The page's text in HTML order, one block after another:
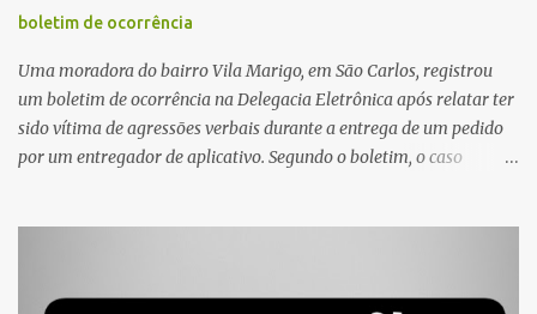
boletim de ocorrência
Uma moradora do bairro Vila Marigo, em São Carlos, registrou
um boletim de ocorrência na Delegacia Eletrônica após relatar ter
sido vítima de agressões verbais durante a entrega de um pedido
por um entregador de aplicativo. Segundo o boletim, o caso
proximidades. Ainda conforme o registro policial, a vítima relatou